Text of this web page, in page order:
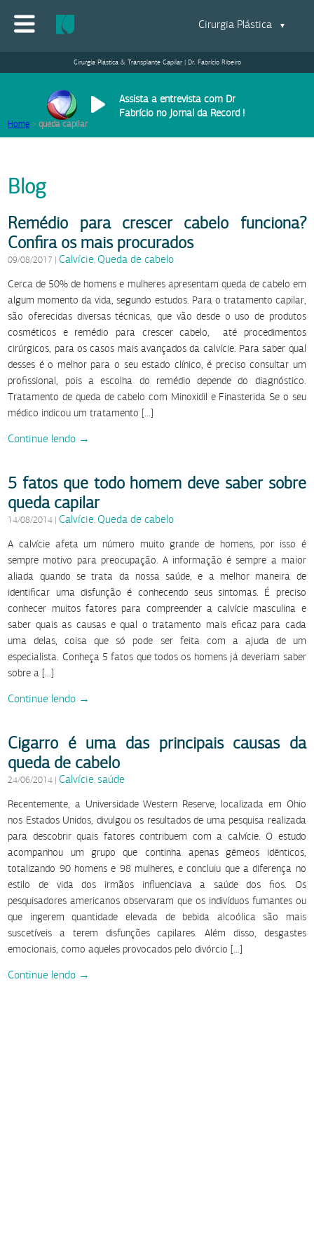
Cirurgia Plástica ▼
Cirurgia Plástica & Transplante Capilar | Dr. Fabrício Ribeiro
Assista a entrevista com Dr
Fabrício no Jornal da Record !
Home >queda capilar
Blog
Remédio para crescer cabelo funciona?
Confira os mais procurados
09/08/2017 | Calvície, Queda de cabelo
Cerca de 50% de homens e mulheres apresentam queda de cabelo em
algum momento da vida, segundo estudos. Para o tratamento capilar,
são oferecidas diversas técnicas, que vão desde o uso de produtos
cosméticos e remédio para crescer cabelo, até procedimentos
cirúrgicos, para os casos mais avançados da calvície. Para saber qual
desses é o melhor para o seu estado clínico, é preciso consultar um
profissional, pois a escolha do remédio depende do diagnóstico.
Tratamento de queda de cabelo com Minoxidil e Finasterida Se o seu
médico indicou um tratamento […]
Continue lendo →
5 fatos que todo homem deve saber sobre
queda capilar
14/08/2014 | Calvície, Queda de cabelo
A calvície afeta um número muito grande de homens, por isso é
sempre motivo para preocupação. A informação é sempre a maior
aliada quando se trata da nossa saúde, e a melhor maneira de
identificar uma disfunção é conhecendo seus sintomas. É preciso
conhecer muitos fatores para compreender a calvície masculina e
saber quais as causas e qual o tratamento mais eficaz para cada
uma delas, coisa que só pode ser feita com a ajuda de um
especialista. Conheça 5 fatos que todos os homens já deveriam saber
sobre a […]
Continue lendo →
Cigarro é uma das principais causas da
queda de cabelo
24/06/2014 | Calvície, saúde
Recentemente, a Universidade Western Reserve, localizada em Ohio
nos Estados Unidos, divulgou os resultados de uma pesquisa realizada
para descobrir quais fatores contribuem com a calvície. O estudo
acompanhou um grupo que continha apenas gêmeos idênticos,
totalizando 90 homens e 98 mulheres, e concluiu que a diferença no
estilo de vida dos irmãos influenciava a saúde dos fios. Os
pesquisadores americanos observaram que os indivíduos fumantes ou
que ingerem quantidade elevada de bebida alcoólica são mais
suscetíveis a terem disfunções capilares. Além disso, desgastes
emocionais, como aqueles provocados pelo divórcio […]
Continue lendo →